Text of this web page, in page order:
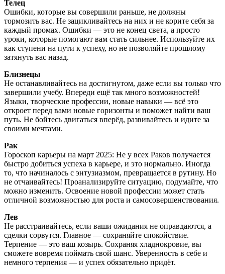
Телец
Ошибки, которые вы совершили раньше, не должны
тормозить вас. Не зацикливайтесь на них и не корите себя за
каждый промах. Ошибки — это не конец света, а просто
уроки, которые помогают вам стать сильнее. Используйте их
как ступени на пути к успеху, но не позволяйте прошлому
затянуть вас назад.
Близнецы
Не останавливайтесь на достигнутом, даже если вы только что
завершили учебу. Впереди ещё так много возможностей!
Языки, творческие профессии, новые навыки — всё это
откроет перед вами новые горизонты и поможет найти ваш
путь. Не бойтесь двигаться вперёд, развивайтесь и идите за
своими мечтами.
Рак
Гороскоп карьеры на март 2025: Не у всех Раков получается
быстро добиться успеха в карьере, и это нормально. Иногда
то, что начиналось с энтузиазмом, превращается в рутину. Но
не отчаивайтесь! Проанализируйте ситуацию, подумайте, что
можно изменить. Освоение новой профессии может стать
отличной возможностью для роста и самосовершенствования.
Лев
Не расстраивайтесь, если ваши ожидания не оправдаются, а
сделки сорвутся. Главное — сохраняйте спокойствие.
Терпение — это ваш козырь. Сохраняя хладнокровие, вы
сможете вовремя поймать свой шанс. Уверенность в себе и
немного терпения — и успех обязательно придёт.